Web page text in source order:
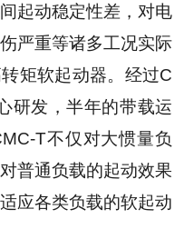
起动稳定性差，对电
严重等诸多工况实际
矩软起动器。经过C
研发，半年的带载运
T不仅对大惯量负
普通负载的起动效果
应各类负载的软起动